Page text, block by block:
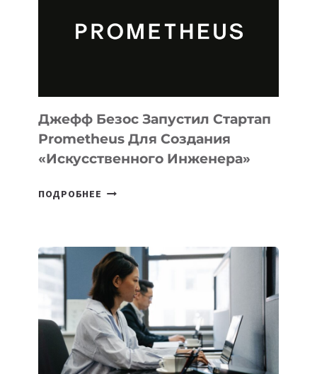
ДЛЯ
ПРОГРАММИРОВАНИЯ
И
LINUX
Джефф Безос Запустил Стартап
Prometheus Для Создания
«искусственного Инженера»
ПОДРОБНЕЕ ДЖЕФФ
PROMETHEUS
ДЛЯ
СОЗДАНИЯ
«ИСКУССТВЕННОГО
ИНЖЕНЕРА»